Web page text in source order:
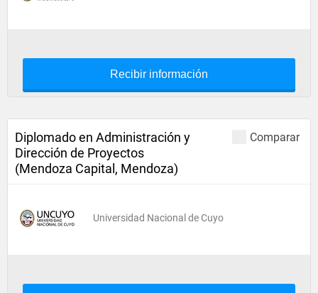
Recibir información
Comparar
Diplomado en Administración y
Dirección de Proyectos
(Mendoza Capital, Mendoza)
Universidad Nacional de Cuyo